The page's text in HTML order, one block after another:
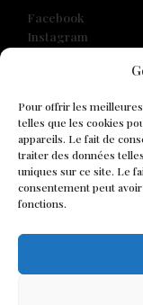
Pour offrir les
telles que les cookies
appareils. Le fait de
traiter des données
uniques sur ce site. Le
consentement peut
fonctions.
Facebook
Instagram
Disclaimer
Mentions légales
Confidentialité
Cookies